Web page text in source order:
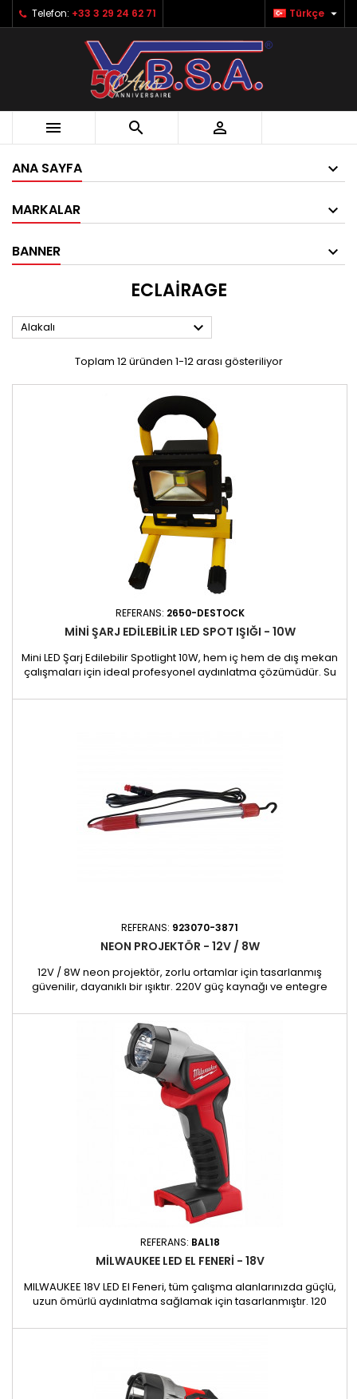
Telefon: +33 3 29 24 62 71 Türkçe 
  
ANA SAYFA
MARKALAR
BANNER
ECLAIRAGE
Alakalı 
Toplam 12 üründen 1-12 arası gösteriliyor
REFERANS: 2650-DESTOCK
MINI ŞARJ EDILEBILIR LED SPOT IŞIĞI - 10W
Mini LED Şarj Edilebilir Spotlight 10W, hem iç hem de dış mekan
çalışmaları için ideal profesyonel aydınlatma çözümüdür. Su
alanlarınız ve operasyonlarınız için yüksek performanslı, çok
REFERANS: 923070-3871
NEON PROJEKTÖR - 12V / 8W
12V / 8W neon projektör, zorlu ortamlar için tasarlanmış
güvenilir, dayanıklı bir ışıktır. 220V güç kaynağı ve entegre
Özellikler ✔ Güçlü aydınlatma: Optimum görünürlük için 8W
neon lamba. ✔ Sağlam malzemeler: Daha fazla dayanıklılık
için neopren sap ve polikarbonat koruma ✔ Yağa dayanıklı:...
REFERANS: BAL18
MILWAUKEE LED EL FENERI - 18V
MILWAUKEE 18V LED El Feneri, tüm çalışma alanlarınızda güçlü,
uzun ömürlü aydınlatma sağlamak için tasarlanmıştır. 120
karanlık alanlarda bile optimum görünürlüğü garanti eder.